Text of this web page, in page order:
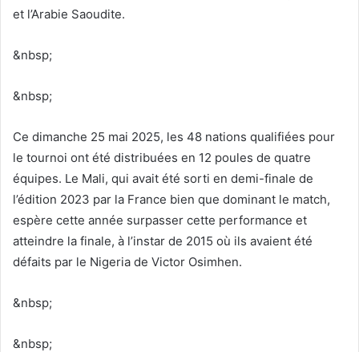
et l’Arabie Saoudite.
&nbsp;
&nbsp;
Ce dimanche 25 mai 2025, les 48 nations qualifiées pour
le tournoi ont été distribuées en 12 poules de quatre
équipes. Le Mali, qui avait été sorti en demi-finale de
l’édition 2023 par la France bien que dominant le match,
espère cette année surpasser cette performance et
atteindre la finale, à l’instar de 2015 où ils avaient été
défaits par le Nigeria de Victor Osimhen.
&nbsp;
&nbsp;